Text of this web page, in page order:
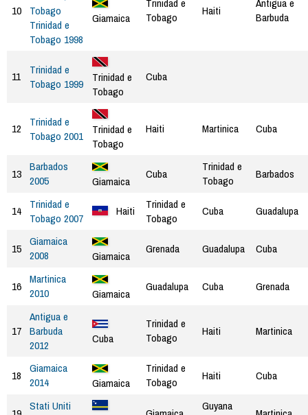
10
Tobago
Trinidad e
Tobago 1998
Giamaica
Tobago
Haiti
Barbuda
11
Trinidad e
Tobago 1999
Trinidad e
Tobago
Cuba
12
Trinidad e
Tobago 2001
Trinidad e
Tobago
Haiti Martinica Cuba
13
Barbados
2005
Giamaica
Cuba
Trinidad e
Tobago
Barbados
14
Trinidad e
Tobago 2007
Haiti
Trinidad e
Tobago
Cuba Guadalupa
15
Giamaica
2008
Giamaica
Grenada Guadalupa Cuba
16
Martinica
2010
Giamaica
Guadalupa Cuba Grenada
17
Antigua e
Barbuda
2012
Cuba
Trinidad e
Tobago
Haiti Martinica
18
Giamaica
2014
Giamaica
Trinidad e
Tobago
Haiti Cuba
Stati Uniti
Guyana